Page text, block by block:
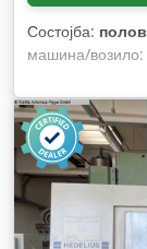
Состојба:
машина/возило:
400 V, влезен
на влезен струја:
оската:2.200 мм
растојание на
ширина на
вкупна тежина:
ремонт:
2024